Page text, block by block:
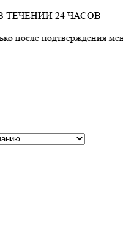
ТЕЧЕНИИ 24 ЧАСОВ
менеджером